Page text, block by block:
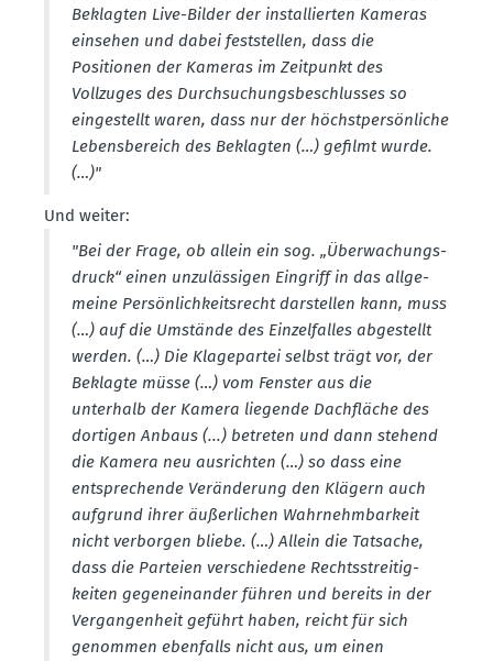
Beklagten Live-Bilder der instal­lierten Kameras
einsehen und dabei feststellen, dass die
Positionen der Kameras im Zeitpunkt des
Vollzuges des Durch­su­chungs­be­schlusses so
einge­stellt waren, dass nur der höchst­per­sön­liche
Lebens­be­reich des Beklagten (…) gefilmt wurde.
(…)"
Und weiter:
"Bei der Frage, ob allein ein sog. „Überwa­chungs­
druck“ einen unzuläs­sigen Eingriff in das allge­
meine Persön­lich­keits­recht darstellen kann, muss
(…) auf die Umstände des Einzel­falles abgestellt
werden. (…) Die Klage­partei selbst trägt vor, der
Beklagte müsse (…) vom Fenster aus die
unterhalb der Kamera liegende Dachfläche des
dortigen Anbaus (...) betreten und dann stehend
die Kamera neu ausrichten (…) so dass eine
entspre­chende Verän­derung den Klägern auch
aufgrund ihrer äußer­lichen Wahrnehm­barkeit
nicht verborgen bliebe. (…) Allein die Tatsache,
dass die Parteien verschiedene Rechts­strei­tig­
keiten gegen­ein­ander führen und bereits in der
Vergan­genheit geführt haben, reicht für sich
genommen ebenfalls nicht aus, um einen